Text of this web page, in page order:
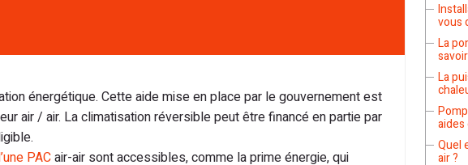
énergétique. Cette aide mise en place par le gouvernement est
air / air. La climatisation réversible peut être financé en partie par
PACair-air sont accessibles, comme la prime énergie, qui
vous
La
savoir
La
Quel
air ?